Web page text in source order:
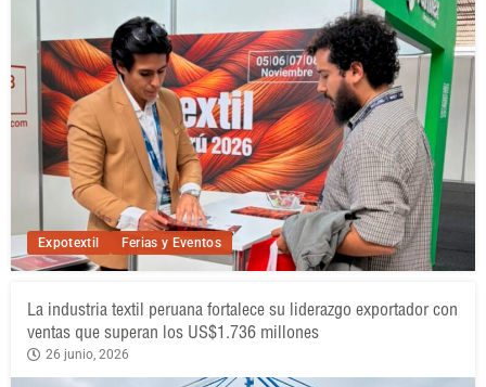
Expotextil Ferias y Eventos
La industria textil peruana fortalece su liderazgo exportador con
ventas que superan los US$1.736 millones
26 junio, 2026